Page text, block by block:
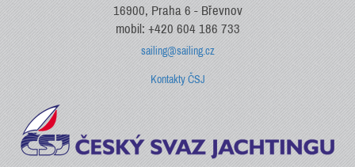
16900, Praha 6 - Břevnov
mobil: +420 604 186 733
sailing@sailing.cz
Kontakty ČSJ